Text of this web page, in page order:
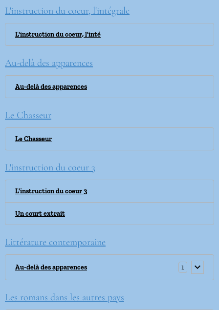
L'instruction du coeur, l'intégrale
L'instruction du coeur, l'inté
Au-delà des apparences
Au-delà des apparences
Le Chasseur
Le Chasseur
L'instruction du coeur 3
L'instruction du coeur 3
Un court extrait
Littérature contemporaine
Au-delà des apparences 1
Les romans dans les autres pays